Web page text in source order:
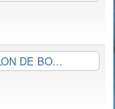
DE BO...